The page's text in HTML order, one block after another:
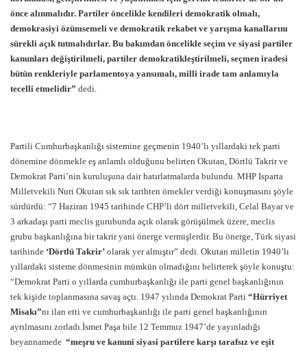
önce alınmalıdır. Partiler öncelikle kendileri demokratik olmalı,
demokrasiyi özümsemeli ve demokratik rekabet ve yarışma kanallarını
sürekli açık tutmalıdırlar. Bu bakımdan öncelikle seçim ve siyasi partiler
kanunları değiştirilmeli, partiler demokratikleştirilmeli, seçmen iradesi
bütün renkleriyle parlamentoya yansımalı, milli irade tam anlamıyla
tecelli etmelidir” dedi.
Partili Cumhurbaşkanlığı sistemine geçmenin 1940’lı yıllardaki tek parti
dönemine dönmekle eş anlamlı olduğunu belirten Okutan, Dörtlü Takrir ve
Demokrat Parti’nin kuruluşuna dair hatırlatmalarda bulundu. MHP Isparta
Milletvekili Nuri Okutan sık sık tarihten örnekler verdiği konuşmasını şöyle
sürdürdü: “7 Haziran 1945 tarihinde CHP’li dört milletvekili, Celal Bayar ve
3 arkadaşı parti meclis gurubunda açık olarak görüşülmek üzere, meclis
grubu başkanlığına bir takrir yani önerge vermişlerdir. Bu önerge, Türk siyasi
tarihinde ‘Dörtlü Takrir’ olarak yer almıştır” dedi. Okutan milletin 1940’lı
yıllardaki sisteme dönmesinin mümkün olmadığını belirterek şöyle konuştu:
“Demokrat Parti o yıllarda cumhurbaşkanlığı ile parti genel başkanlığının
tek kişide toplanmasına savaş açtı. 1947 yılında Demokrat Parti “Hürriyet
Misakı”nı ilan etti ve cumhurbaşkanlığı ile parti genel başkanlığının
ayrılmasını zorladı.İsmet Paşa bile 12 Temmuz 1947’de yayınladığı
beyannamede “meşru ve kanuni siyasi partilere karşı tarafsız ve eşit